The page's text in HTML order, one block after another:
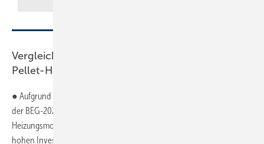
Vergleich für Heizungsmodernisierung mit
Pellet-Heizkessel
● Aufgrund der niedrigen Grundförderung für Biomasse-Heizungen in
der BEG-2023 bieten die BEG-2024 und die BEG-2024+14 bei der
Heizungsmodernisierung mit einer Pellet-Heizung auch bei sehr
hohen Investitionskosten bessere Konditionen. Die nachstehenden